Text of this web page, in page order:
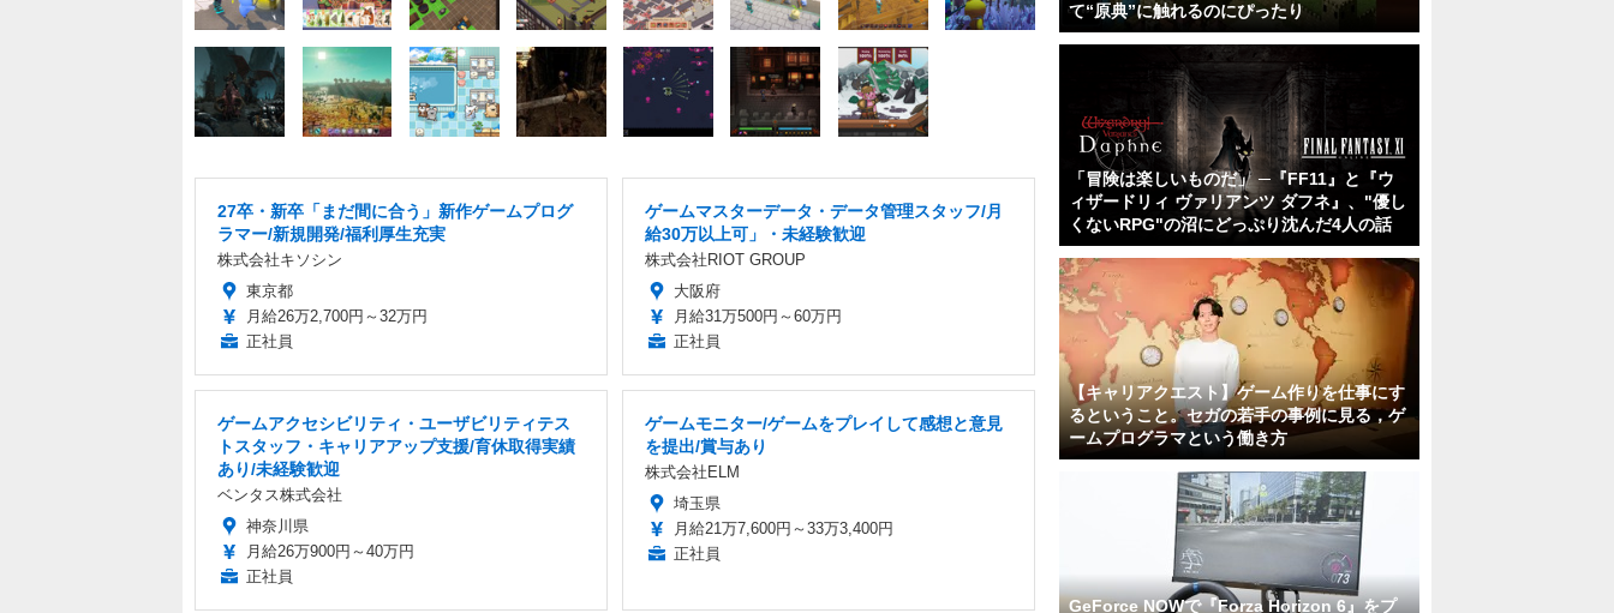
27卒・新卒「まだ間に合う」新作ゲームプログ
ラマー/新規開発/福利厚生充実
株式会社キソシン
東京都
月給26万2,700円～32万円
正社員
ゲームマスターデータ・データ管理スタッフ/月
給30万以上可」・未経験歓迎
株式会社RIOT GROUP
大阪府
月給31万500円～60万円
正社員
ゲームアクセシビリティ・ユーザビリティテス
トスタッフ・キャリアアップ支援/育休取得実績
あり/未経験歓迎
ベンタス株式会社
神奈川県
月給26万900円～40万円
正社員
ゲームモニター/ゲームをプレイして感想と意見
を提出/賞与あり
株式会社ELM
埼玉県
月給21万7,600円～33万3,400円
正社員
て“原典”に触れるのにぴったり
「冒険は楽しいものだ」 ─『FF11』と『ウ
ィザードリィ ヴァリアンツ ダフネ』、"優し
くないRPG"の沼にどっぷり沈んだ4人の話
【キャリアクエスト】ゲーム作りを仕事にす
るということ。セガの若手の事例に見る，ゲ
ームプログラマという働き方
GeForce NOWで『Forza Horizon 6』をプ